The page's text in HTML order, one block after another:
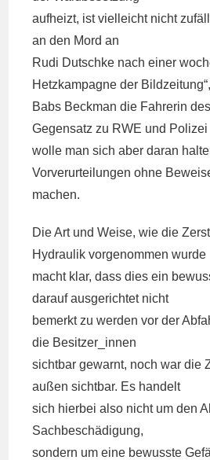
aufheizt, ist vielleicht nicht
an den Mord an
Rudi Dutschke nach einer
Hetzkampagne der
Babs Beckman die Fahrerin
Gegensatz zu RWE und Polizei
wolle man sich aber daran
Vorverurteilungen ohne
machen.
Die Art und Weise, wie die
Hydraulik vorgenommen wurde
macht klar, dass dies ein
darauf ausgerichtet nicht
bemerkt zu werden vor der
die Besitzer_innen
sichtbar gewarnt, noch war die
außen sichtbar. Es handelt
sich hierbei also nicht um den
Sachbeschädigung,
sondern um eine bewusste